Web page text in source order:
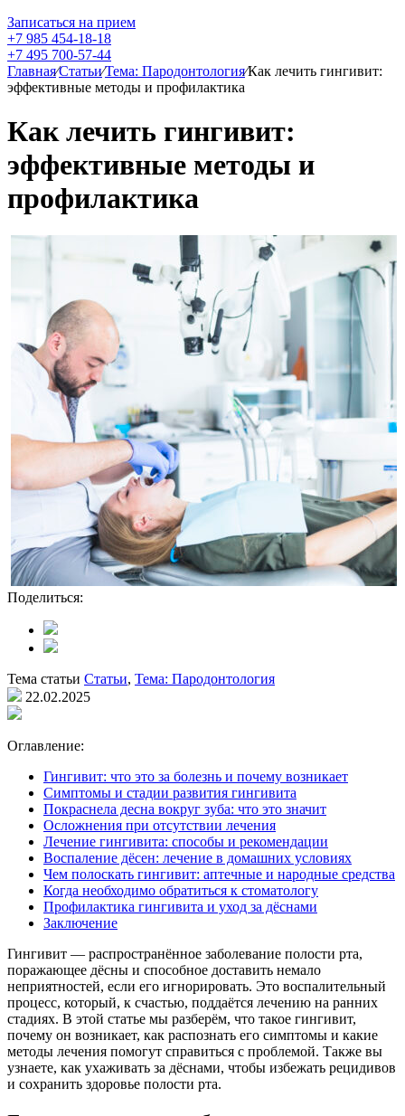
Записаться на прием
+7 985 454-18-18
+7 495 700-57-44
Главная⁄Статьи⁄Тема: Пародонтология⁄Как лечить гингивит:
эффективные методы и профилактика
Как лечить гингивит:
эффективные методы и
профилактика
Поделиться:
Тема статьи Статьи, Тема: Пародонтология
22.02.2025
Оглавление:
Гингивит: что это за болезнь и почему возникает
Симптомы и стадии развития гингивита
Покраснела десна вокруг зуба: что это значит
Осложнения при отсутствии лечения
Лечение гингивита: способы и рекомендации
Воспаление дёсен: лечение в домашних условиях
Чем полоскать гингивит: аптечные и народные средства
Когда необходимо обратиться к стоматологу
Профилактика гингивита и уход за дёснами
Заключение
Гингивит — распространённое заболевание полости рта,
поражающее дёсны и способное доставить немало
неприятностей, если его игнорировать. Это воспалительный
процесс, который, к счастью, поддаётся лечению на ранних
стадиях. В этой статье мы разберём, что такое гингивит,
почему он возникает, как распознать его симптомы и какие
методы лечения помогут справиться с проблемой. Также вы
узнаете, как ухаживать за дёснами, чтобы избежать рецидивов
и сохранить здоровье полости рта.